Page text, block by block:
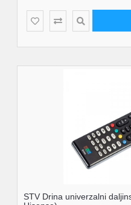
STV Drina univerzalni